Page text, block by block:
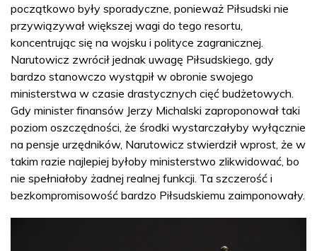
początkowo były sporadyczne, ponieważ Piłsudski nie
przywiązywał większej wagi do tego resortu,
koncentrując się na wojsku i polityce zagranicznej.
Narutowicz zwrócił jednak uwagę Piłsudskiego, gdy
bardzo stanowczo wystąpił w obronie swojego
ministerstwa w czasie drastycznych cięć budżetowych.
Gdy minister finansów Jerzy Michalski zaproponował taki
poziom oszczędności, że środki wystarczałyby wyłącznie
na pensje urzędników, Narutowicz stwierdził wprost, że w
takim razie najlepiej byłoby ministerstwo zlikwidować, bo
nie spełniałoby żadnej realnej funkcji. Ta szczerość i
bezkompromisowość bardzo Piłsudskiemu zaimponowały.